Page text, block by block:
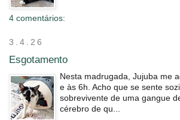
4 comentários:
3.4.26
Esgotamento
Nesta madrugada, Jujuba me
e às 6h. Acho que se sente
sobrevivente de uma gangue
cérebro de qu...